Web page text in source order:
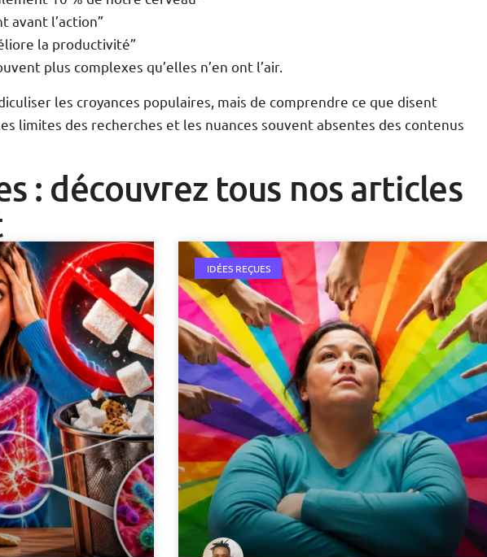
avant l’action”
la productivité”
plus complexes qu’elles n’en ont l’air.
les croyances populaires, mais de comprendre ce que disent
limites des recherches et les nuances souvent absentes des contenus
: découvrez tous nos articles
IDÉES REÇUES